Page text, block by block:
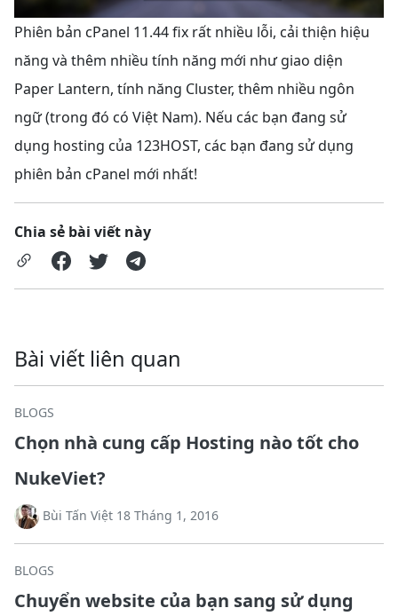
Phiên bản cPanel 11.44 fix rất nhiều lỗi, cải thiện hiệu
năng và thêm nhiều tính năng mới như giao diện
Paper Lantern, tính năng Cluster, thêm nhiều ngôn
ngữ (trong đó có Việt Nam). Nếu các bạn đang sử
dụng hosting của 123HOST, các bạn đang sử dụng
phiên bản cPanel mới nhất!
Chia sẻ bài viết này
Bài viết liên quan
BLOGS
Chọn nhà cung cấp Hosting nào tốt cho
NukeViet?
Bùi Tấn Việt 18 Tháng 1, 2016
BLOGS
Chuyển website của bạn sang sử dụng